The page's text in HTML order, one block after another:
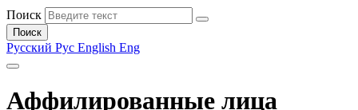
Поиск
Поиск
Русский Рус English Eng
Аффилированные лица